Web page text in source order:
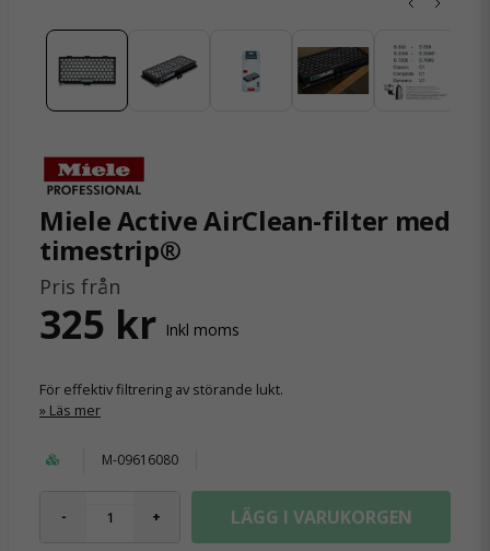
Miele Active AirClean-filter med
timestrip®
Pris från
325 kr Inkl moms
För effektiv filtrering av störande lukt.
Läs mer
M-09616080
- + LÄGG I VARUKORGEN